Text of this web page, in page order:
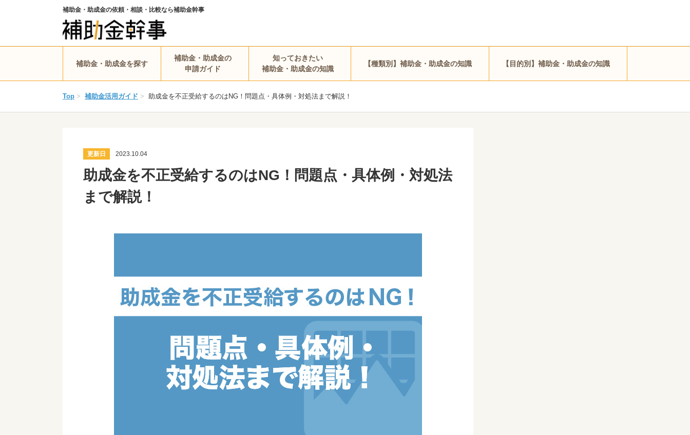
補助金・助成金の依頼・相談・比較なら補助金幹事
補助金・助成金を探す
補助金・助成金の
申請ガイド
知っておきたい
補助金・助成金の知識
【種類別】補助金・助成金の知識 【目的別】補助金・助成金の知識
Top > 補助金活用ガイド > 助成金を不正受給するのはNG！問題点・具体例・対処法まで解説！
更新日 2023.10.04
助成金を不正受給するのはNG！問題点・具体例・対処法
まで解説！